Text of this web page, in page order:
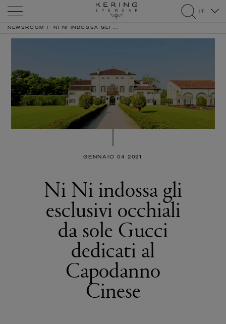
search
IT
NEWSROOM NI NI INDOSSA GLI ...
GENNAIO 04 2021
Ni Ni indossa gli
esclusivi occhiali
da sole Gucci
dedicati al
Capodanno
Cinese